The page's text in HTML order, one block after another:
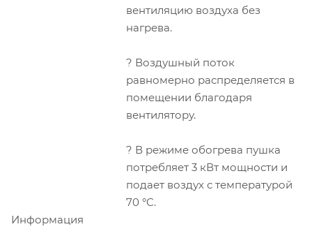
Информация
вентиляцию воздуха без
нагрева.
? Воздушный поток
равномерно распределяется в
помещении благодаря
вентилятору.
? В режиме обогрева пушка
потребляет 3 кВт мощности и
подает воздух с температурой
70 °C.